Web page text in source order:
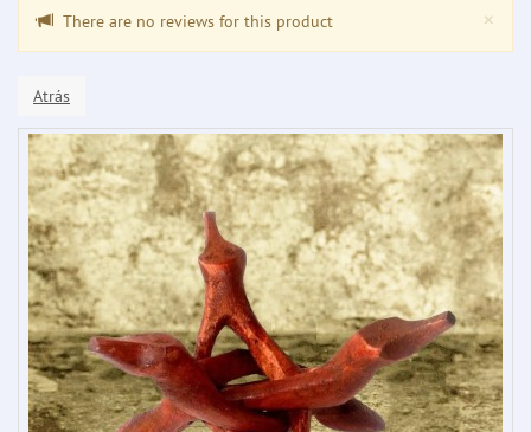
×
There are no reviews for this product
Atrás